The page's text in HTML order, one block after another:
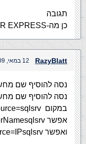
תגובה
כן מה-SQLSERVER EXPRESS מתחבר טוב
RazyBlatt 12 במאי, 2009 בשעה 1:38 am
נסה להוסיף שם
נסה להוסיף שם
במקום Data Source= sqlsrv
אפשר Data Source= sqlsrv
ואפשר Data Source=
IPsqlsrv